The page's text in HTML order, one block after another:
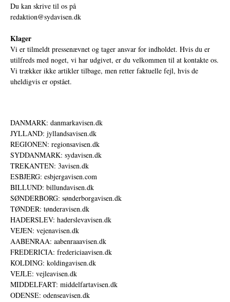
Du kan skrive til os på
redaktion@sydavisen.dk
Klager
Vi er tilmeldt pressenævnet og tager ansvar for indholdet. Hvis du er
utilfreds med noget, vi har udgivet, er du velkommen til at kontakte os.
Vi trækker ikke artikler tilbage, men retter faktuelle fejl, hvis de
uheldigvis er opstået.
DANMARK: danmarkavisen.dk
JYLLAND: jyllandsavisen.dk
REGIONEN: regionsavisen.dk
SYDDANMARK: sydavisen.dk
TREKANTEN: 3avisen.dk
ESBJERG: esbjergavisen.com
BILLUND: billundavisen.dk
SØNDERBORG: sønderborgavisen.dk
TØNDER: tønderavisen.dk
HADERSLEV: haderslevavisen.dk
VEJEN: vejenavisen.dk
AABENRAA: aabenraaavisen.dk
FREDERICIA: fredericiaavisen.dk
KOLDING: koldingavisen.dk
VEJLE: vejleavisen.dk
MIDDELFART: middelfartavisen.dk
ODENSE: odenseavisen.dk